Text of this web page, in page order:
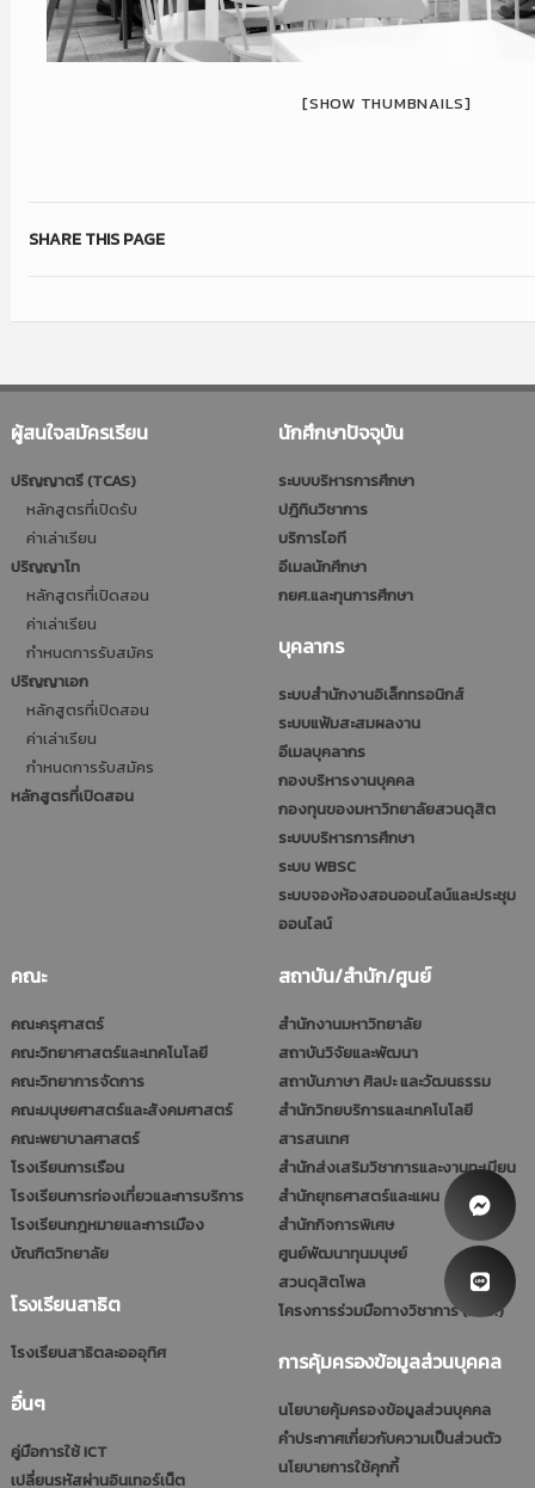
[SHOW THUMBNAILS]
SHARE THIS PAGE
ผู้สนใจสมัครเรียน
ปริญญาตรี (TCAS)
หลักสูตรที่เปิดรับ
ค่าเล่าเรียน
ปริญญาโท
หลักสูตรที่เปิดสอน
ค่าเล่าเรียน
กำหนดการรับสมัคร
ปริญญาเอก
หลักสูตรที่เปิดสอน
ค่าเล่าเรียน
กำหนดการรับสมัคร
หลักสูตรที่เปิดสอน
นักศึกษาปัจจุบัน
ระบบบริหารการศึกษา
ปฎิทินวิชาการ
บริการไอที
อีเมลนักศึกษา
กยศ.และทุนการศึกษา
บุคลากร
ระบบสำนักงานอิเล็กทรอนิกส์
ระบบแฟ้มสะสมผลงาน
อีเมลบุคลากร
กองบริหารงานบุคคล
กองทุนของมหาวิทยาลัยสวนดุสิต
ระบบบริหารการศึกษา
ระบบ WBSC
ระบบจองห้องสอนออนไลน์และประชุม
ออนไลน์
คณะ
คณะครุศาสตร์
คณะวิทยาศาสตร์และเทคโนโลยี
คณะวิทยาการจัดการ
คณะมนุษยศาสตร์และสังคมศาสตร์
คณะพยาบาลศาสตร์
โรงเรียนการเรือน
โรงเรียนการท่องเที่ยวและการบริการ
โรงเรียนกฎหมายและการเมือง
บัณฑิตวิทยาลัย
โรงเรียนสาธิต
โรงเรียนสาธิตละอออุทิศ
อื่นๆ
คู่มือการใช้ ICT
เปลี่ยนรหัสผ่านอินเทอร์เน็ต
สถาบัน/สำนัก/ศูนย์
สำนักงานมหาวิทยาลัย
สถาบันวิจัยและพัฒนา
สถาบันภาษา ศิลปะ และวัฒนธรรม
สำนักวิทยบริการและเทคโนโลยี
สารสนเทศ
สำนักส่งเสริมวิชาการและงานทะเบียน
สำนักยุทธศาสตร์และแผน
สำนักกิจการพิเศษ
ศูนย์พัฒนาทุนมนุษย์
สวนดุสิตโพล
โครงการร่วมมือทางวิชาการ (รมป.)
การคุ้มครองข้อมูลส่วนบุคคล
นโยบายคุ้มครองข้อมูลส่วนบุคคล
คำประกาศเกี่ยวกับความเป็นส่วนตัว
นโยบายการใช้คุกกี้